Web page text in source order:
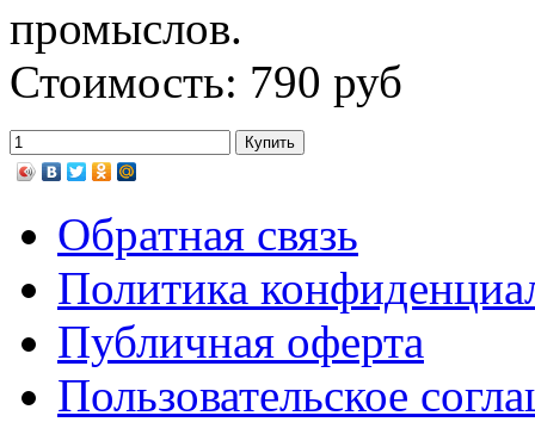
промыслов.
Стоимость: 790 руб
Обратная связь
Политика
Публичная оферта
Пользовательское